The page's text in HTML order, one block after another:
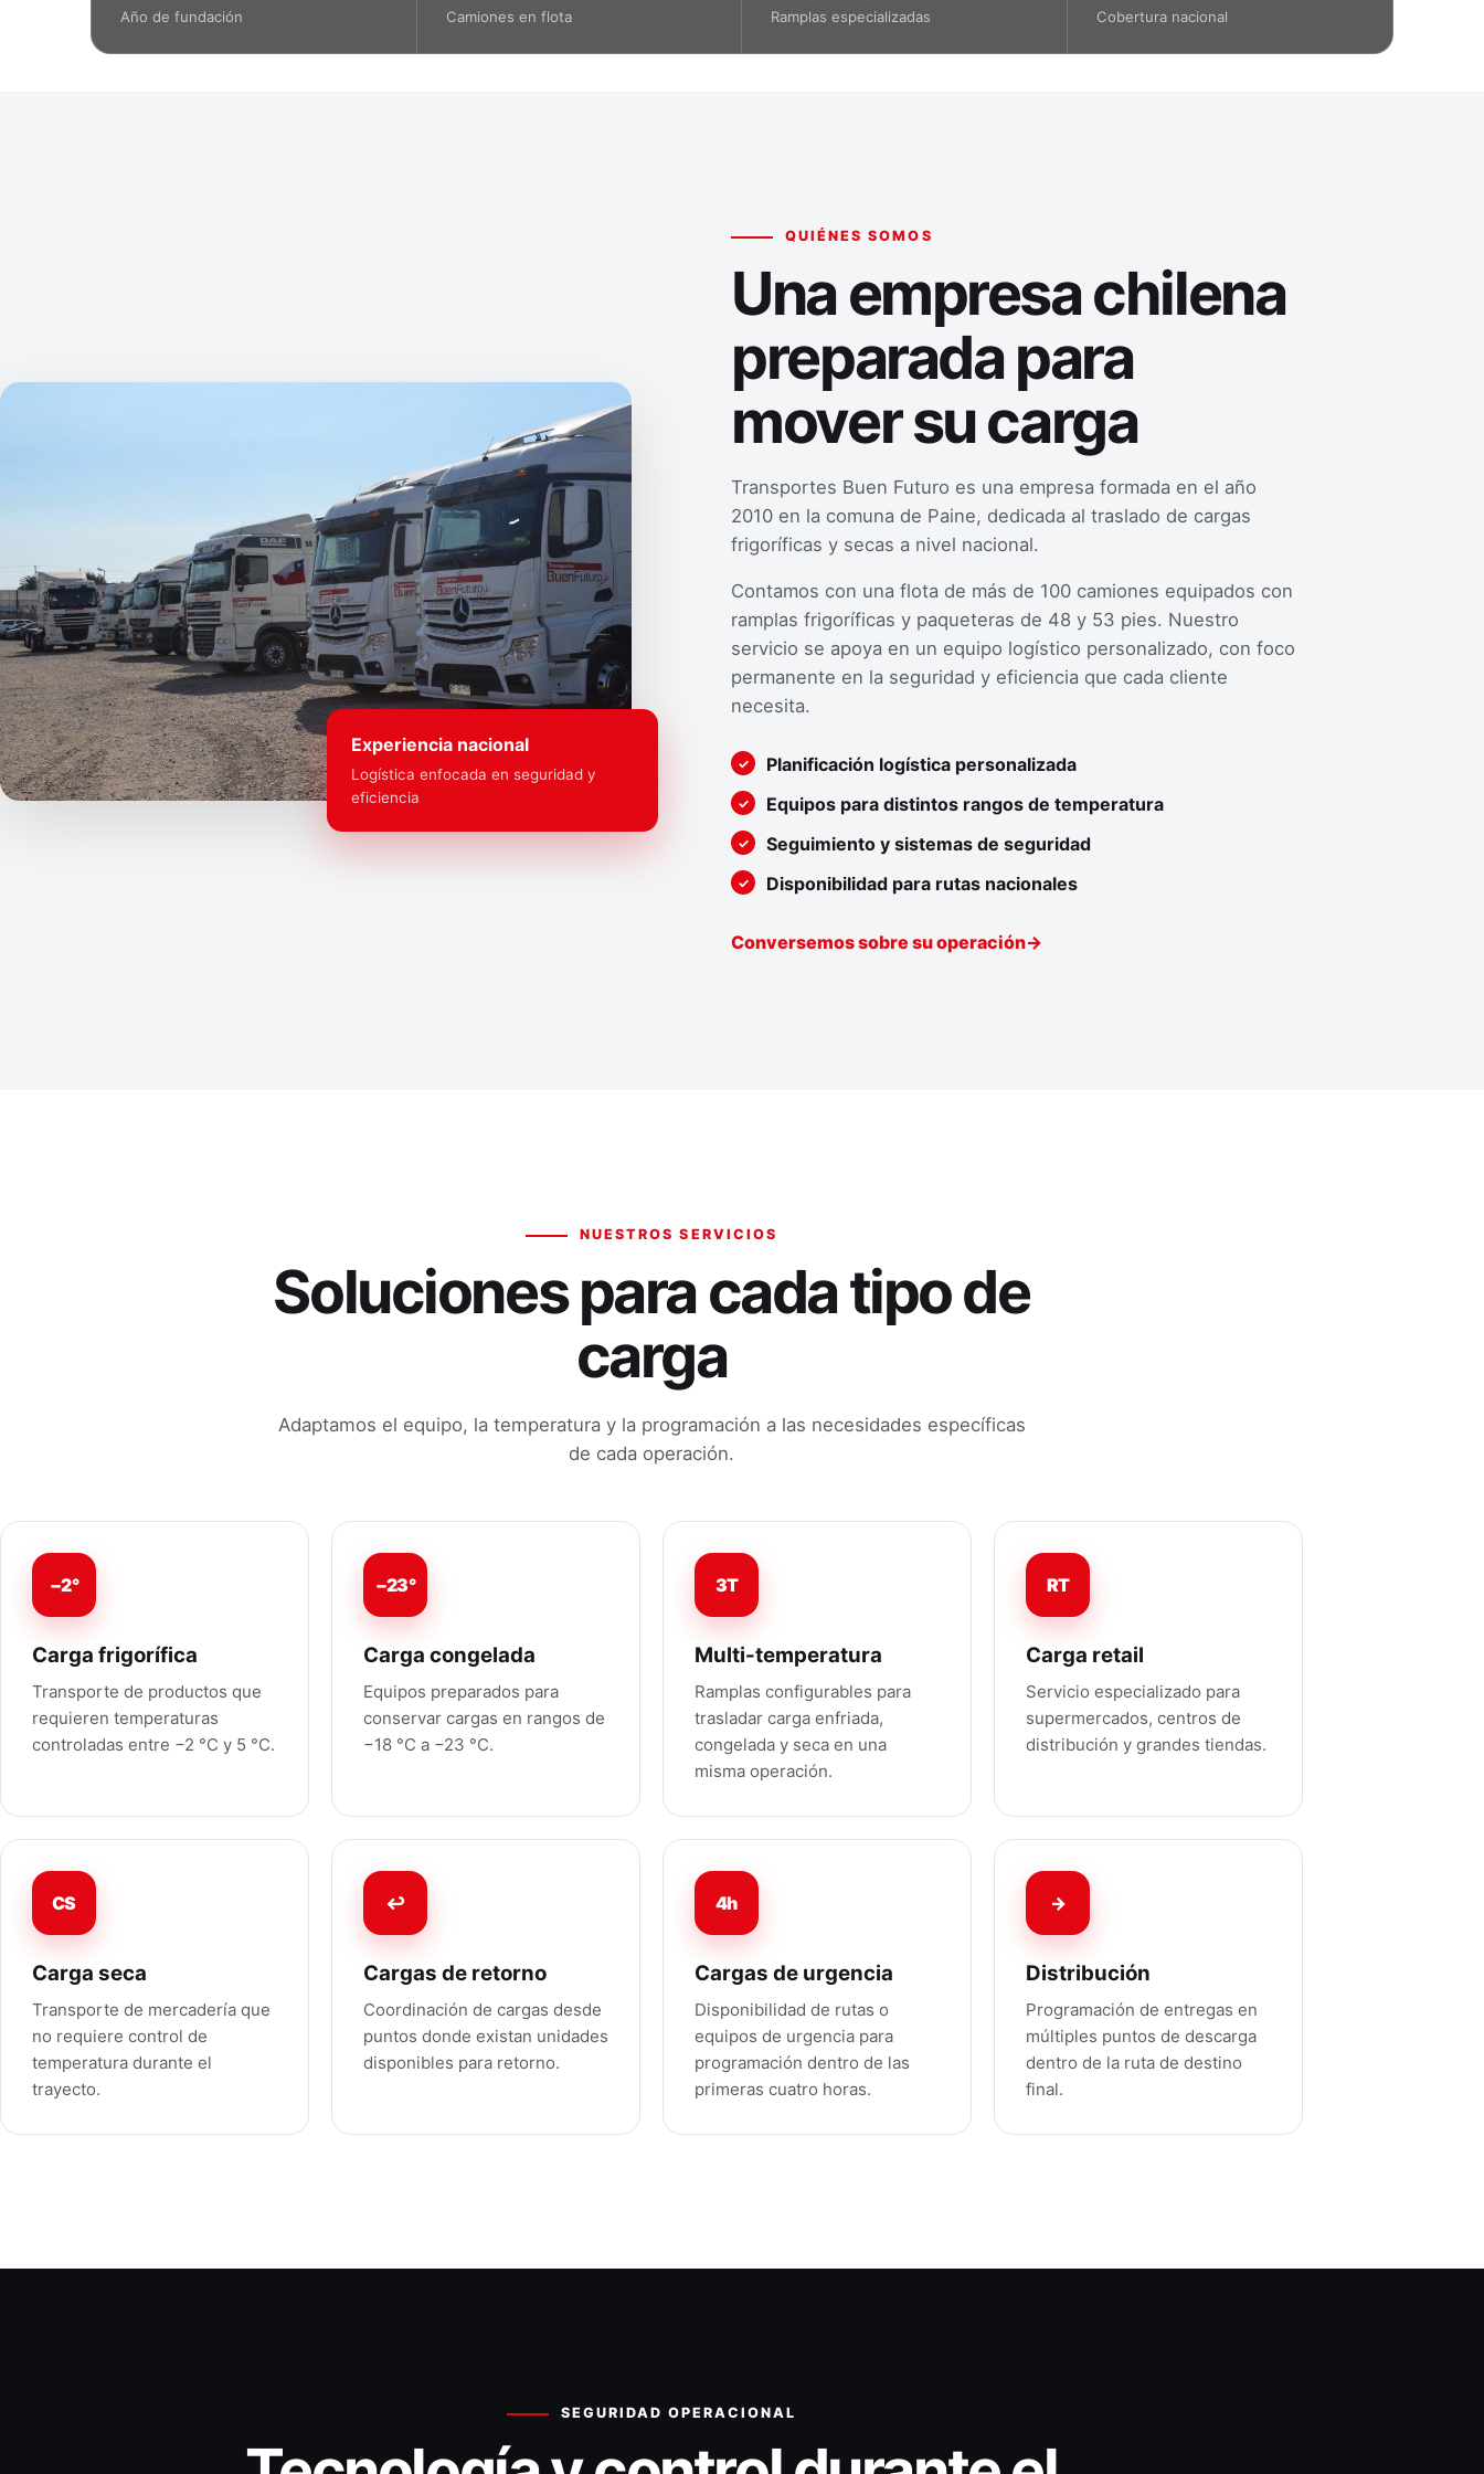
Año de fundación Camiones en flota Ramplas especializadas Cobertura nacional
Experiencia nacional
Logística enfocada en seguridad y
eficiencia
QUIÉNES SOMOS
Una empresa chilena
preparada para
mover su carga
Transportes Buen Futuro es una empresa formada en el año
2010 en la comuna de Paine, dedicada al traslado de cargas
frigoríficas y secas a nivel nacional.
Contamos con una flota de más de 100 camiones equipados con
ramplas frigoríficas y paqueteras de 48 y 53 pies. Nuestro
servicio se apoya en un equipo logístico personalizado, con foco
permanente en la seguridad y eficiencia que cada cliente
necesita.
Planificación logística personalizada
Equipos para distintos rangos de temperatura
Seguimiento y sistemas de seguridad
Disponibilidad para rutas nacionales
Conversemos sobre su operación→
NUESTROS SERVICIOS
Soluciones para cada tipo de
carga
Adaptamos el equipo, la temperatura y la programación a las necesidades específicas
de cada operación.
−2°
Carga frigorífica
Transporte de productos que
requieren temperaturas
controladas entre −2 °C y 5 °C.
−23°
Carga congelada
Equipos preparados para
conservar cargas en rangos de
−18 °C a −23 °C.
3T
Multi-temperatura
Ramplas configurables para
trasladar carga enfriada,
congelada y seca en una
misma operación.
RT
Carga retail
Servicio especializado para
supermercados, centros de
distribución y grandes tiendas.
CS
Carga seca
Transporte de mercadería que
no requiere control de
temperatura durante el
trayecto.
↩
Cargas de retorno
Coordinación de cargas desde
puntos donde existan unidades
disponibles para retorno.
4h
Cargas de urgencia
Disponibilidad de rutas o
equipos de urgencia para
programación dentro de las
primeras cuatro horas.
→
Distribución
Programación de entregas en
múltiples puntos de descarga
dentro de la ruta de destino
final.
SEGURIDAD OPERACIONAL